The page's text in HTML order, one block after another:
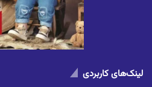
لینک‌های کاربردی